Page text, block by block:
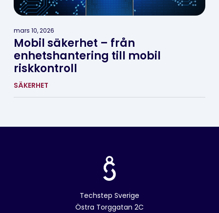
mars 10, 2026
Mobil säkerhet – från
enhetshantering till mobil
riskkontroll
SÄKERHET
Techstep Sverige
Östra Torggatan 2C